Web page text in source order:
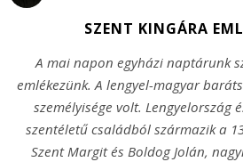
SZENT KINGÁRA
A mai napon egyházi naptárunk
emlékezünk. A lengyel-magyar
személyisége volt. Lengyelország
szentéletű családból származik a
Szent Margit és Boldog Jolán,